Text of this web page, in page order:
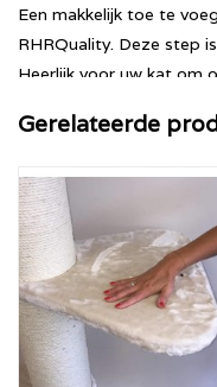
Een makkelijk toe te
RHRQuality. Deze step
Heerlijk voor uw kat om
Beschikbare Kleuren:
- Light Grey
- Dark Grey
- Taupe
Gerelateerde